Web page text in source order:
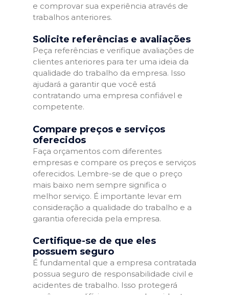
e comprovar sua experiência através de
trabalhos anteriores.
Solicite referências e avaliações
Peça referências e verifique avaliações de
clientes anteriores para ter uma ideia da
qualidade do trabalho da empresa. Isso
ajudará a garantir que você está
contratando uma empresa confiável e
competente.
Compare preços e serviços
oferecidos
Faça orçamentos com diferentes
empresas e compare os preços e serviços
oferecidos. Lembre-se de que o preço
mais baixo nem sempre significa o
melhor serviço. É importante levar em
consideração a qualidade do trabalho e a
garantia oferecida pela empresa.
Certifique-se de que eles
possuem seguro
É fundamental que a empresa contratada
possua seguro de responsabilidade civil e
acidentes de trabalho. Isso protegerá